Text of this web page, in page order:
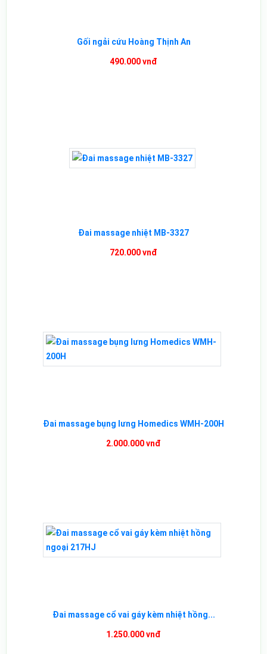
Gối ngải cứu Hoàng Thịnh An
490.000 vnđ
Đai massage nhiệt MB-3327
720.000 vnđ
Đai massage bụng lưng Homedics WMH-200H
2.000.000 vnđ
Đai massage cổ vai gáy kèm nhiệt hồng...
1.250.000 vnđ